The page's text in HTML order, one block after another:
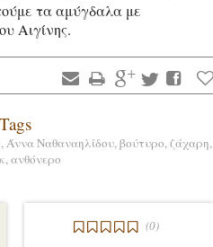
τα αμύγδαλα με
Αιγίνης.
Tags
Άννα Ναθαναηλίδου,βούτυρο,ζάχαρη,
ανθόνερο
(0)